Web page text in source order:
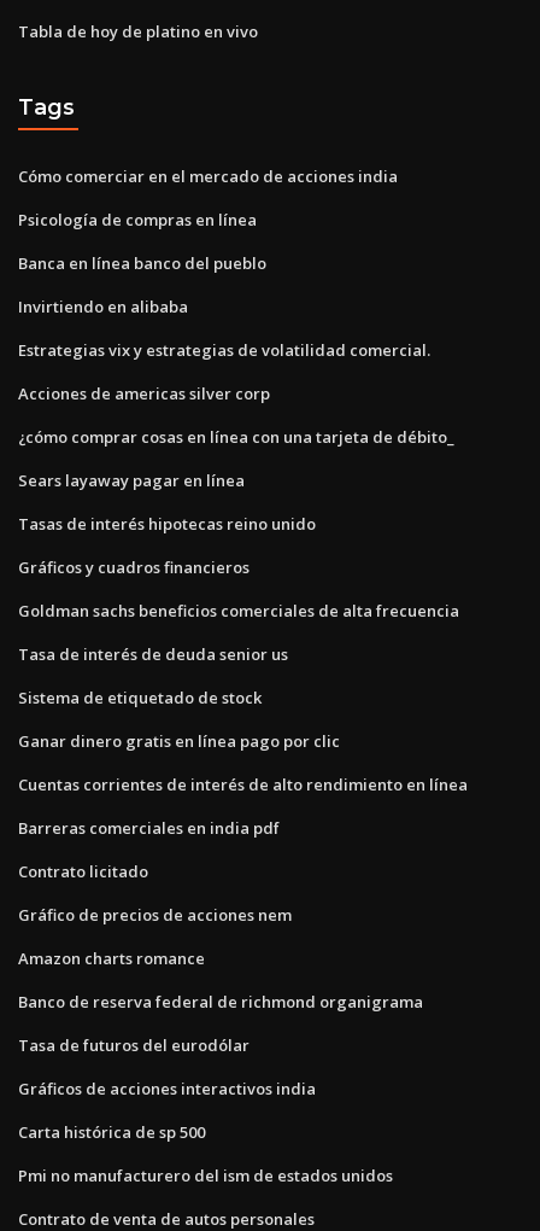
Tabla de hoy de platino en vivo
Tags
Cómo comerciar en el mercado de acciones india
Psicología de compras en línea
Banca en línea banco del pueblo
Invirtiendo en alibaba
Estrategias vix y estrategias de volatilidad comercial.
Acciones de americas silver corp
¿cómo comprar cosas en línea con una tarjeta de débito_
Sears layaway pagar en línea
Tasas de interés hipotecas reino unido
Gráficos y cuadros financieros
Goldman sachs beneficios comerciales de alta frecuencia
Tasa de interés de deuda senior us
Sistema de etiquetado de stock
Ganar dinero gratis en línea pago por clic
Cuentas corrientes de interés de alto rendimiento en línea
Barreras comerciales en india pdf
Contrato licitado
Gráfico de precios de acciones nem
Amazon charts romance
Banco de reserva federal de richmond organigrama
Tasa de futuros del eurodólar
Gráficos de acciones interactivos india
Carta histórica de sp 500
Pmi no manufacturero del ism de estados unidos
Contrato de venta de autos personales